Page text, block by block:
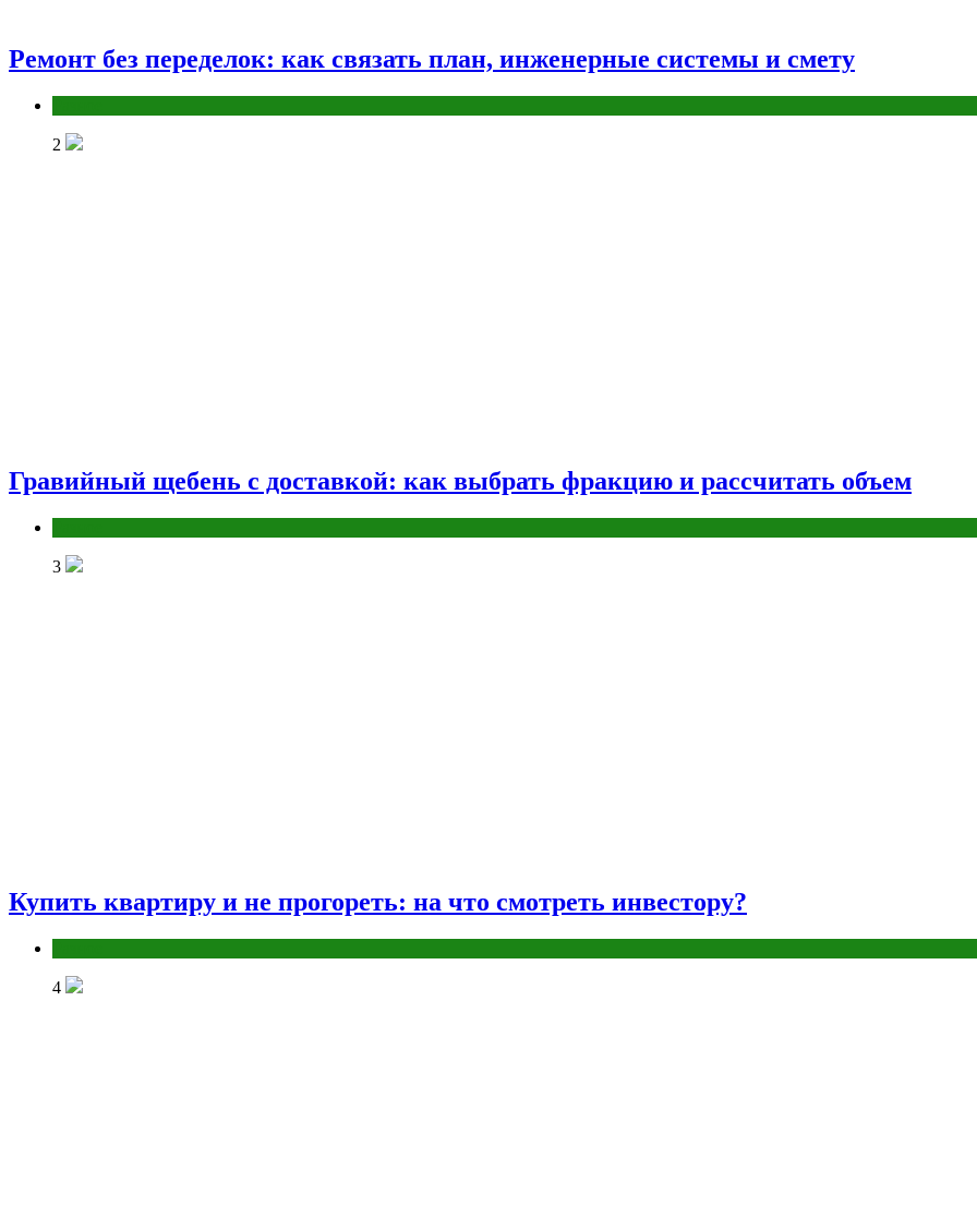
Ремонт без переделок: как связать план, инженерные системы и смету
2
Гравийный щебень с доставкой: как выбрать фракцию и рассчитать объем
3
Купить квартиру и не прогореть: на что смотреть инвестору?
4